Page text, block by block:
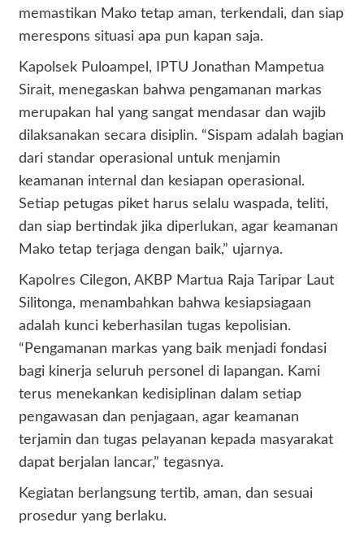
memastikan Mako tetap aman, terkendali, dan siap
merespons situasi apa pun kapan saja.
Kapolsek Puloampel, IPTU Jonathan Mampetua
Sirait, menegaskan bahwa pengamanan markas
merupakan hal yang sangat mendasar dan wajib
dilaksanakan secara disiplin. “Sispam adalah bagian
dari standar operasional untuk menjamin
keamanan internal dan kesiapan operasional.
Setiap petugas piket harus selalu waspada, teliti,
dan siap bertindak jika diperlukan, agar keamanan
Mako tetap terjaga dengan baik,” ujarnya.
Kapolres Cilegon, AKBP Martua Raja Taripar Laut
Silitonga, menambahkan bahwa kesiapsiagaan
adalah kunci keberhasilan tugas kepolisian.
“Pengamanan markas yang baik menjadi fondasi
bagi kinerja seluruh personel di lapangan. Kami
terus menekankan kedisiplinan dalam setiap
pengawasan dan penjagaan, agar keamanan
terjamin dan tugas pelayanan kepada masyarakat
dapat berjalan lancar,” tegasnya.
Kegiatan berlangsung tertib, aman, dan sesuai
prosedur yang berlaku.